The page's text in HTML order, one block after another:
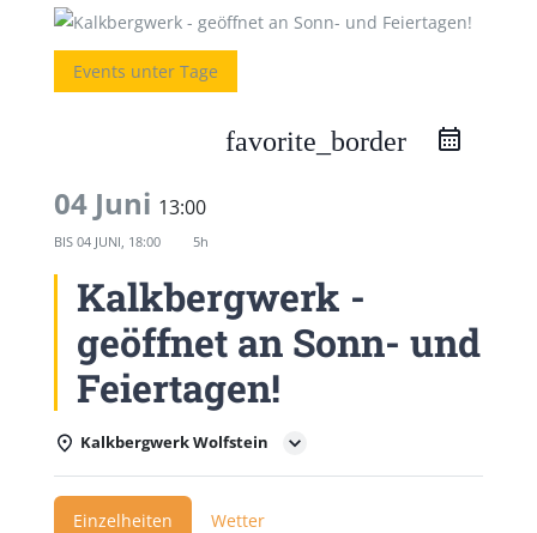
Events unter Tage
favorite_border
04 Juni 13:00
BIS 04 JUNI, 18:00 5h
Kalkbergwerk -
geöffnet an Sonn- und
Feiertagen!
Kalkbergwerk Wolfstein
Einzelheiten Wetter